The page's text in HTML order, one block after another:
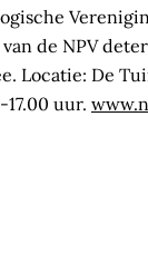
de NPV
Locatie: De
uur.